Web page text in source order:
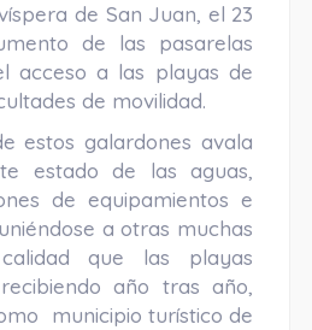
de San Juan, el 23
de las pasarelas
acceso a las playas de
de movilidad.
estos galardones avala
estado de las aguas,
de equipamientos e
a otras muchas
que las playas
año tras año,
municipio turístico de